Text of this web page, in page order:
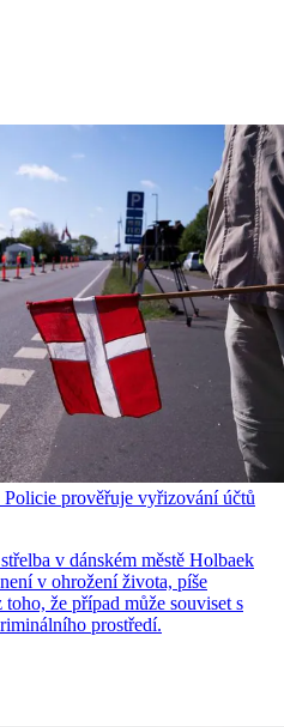
prověřuje vyřizování účtů
v dánském městě Holbaek
v ohrožení života, píše
že případ může souviset s
prostředí.